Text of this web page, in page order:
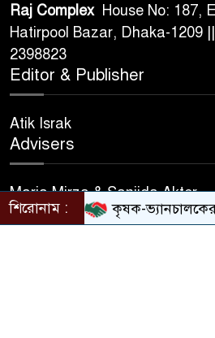
Raj Complex House No: 187,
Hatirpool Bazar, Dhaka-1209
2398823
Editor & Publisher
Atik Israk
Advisers
Maria Mirza & Sanjida Akter
শিরোনাম : কৃষক-ভ্যানচালকের